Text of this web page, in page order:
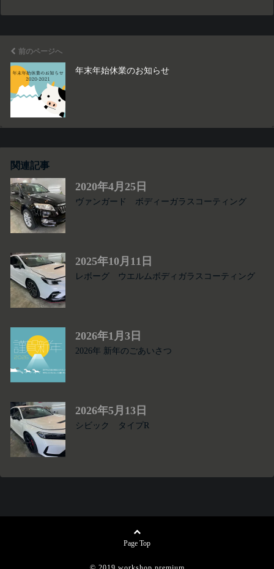
前のページへ
年末年始休業のお知らせ
関連記事
2020年4月25日
ヴァンガード ボディーガラスコーティング
2025年10月11日
レボーグ ウエルムボディガラスコーティング
2026年1月3日
2026年 新年のごあいさつ
2026年5月13日
シビック タイプR
Page Top